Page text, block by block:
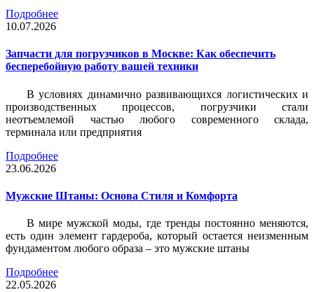
Подробнее
10.07.2026
Запчасти для погрузчиков в Москве: Как обеспечить
бесперебойную работу вашей техники
В условиях динамично развивающихся логистических и
производственных процессов, погрузчики стали
неотъемлемой частью любого современного склада,
терминала или предприятия
Подробнее
23.06.2026
Мужские Штаны: Основа Стиля и Комфорта
В мире мужской моды, где тренды постоянно меняются,
есть один элемент гардероба, который остается неизменным
фундаментом любого образа – это мужские штаны
Подробнее
22.05.2026